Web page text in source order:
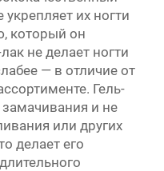
их ногти
который он
не делает ногти
— в отличие от
Гель-
замачивания и не
или других
делает его